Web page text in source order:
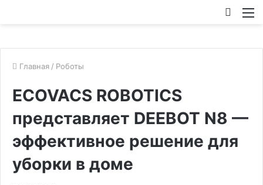
Главная / Роботы
ECOVACS ROBOTICS
представляет DEEBOT N8 —
эффективное решение для
уборки в доме